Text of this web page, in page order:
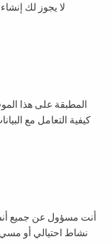
لا يجوز لك
كيفية التعامل مع
أنت مسؤول عن جميع
نشاط احتيالي أو